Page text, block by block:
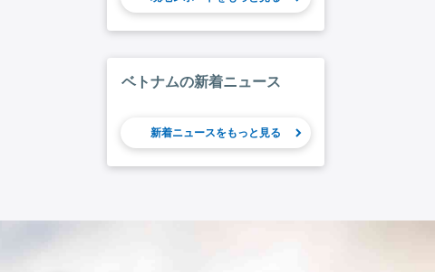
ベトナムの新着ニュース
新着ニュースをもっと見る